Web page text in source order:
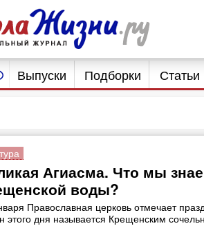
Выпуски Подборки Статьи
Агиасма. Что мы
воды?
Православная церковь отмечает
этого дня называется Крещенским